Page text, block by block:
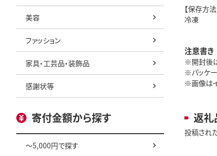
美容
ファッション
家具・工芸品・装飾品
感謝状等
寄付金額から探す
～5,000円で探す
【保存方法
冷凍
注意書き
※開封後
※パッケ
※画像は
返礼
投稿され